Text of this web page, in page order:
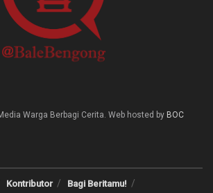
Warga Berbagi Cerita. Web hosted by BOC
Kontributor
Bagi Beritamu!